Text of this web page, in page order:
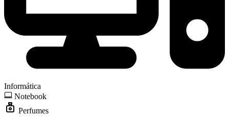
Informática
Notebook
Perfumes